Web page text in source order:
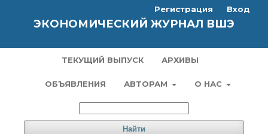
ЭКОНОМИЧЕСКИЙ ЖУРНАЛ ВШЭ
ТЕКУЩИЙ ВЫПУСК АРХИВЫ
ОБЪЯВЛЕНИЯ АВТОРАМ О НАС
Найти
Регистрация Вход